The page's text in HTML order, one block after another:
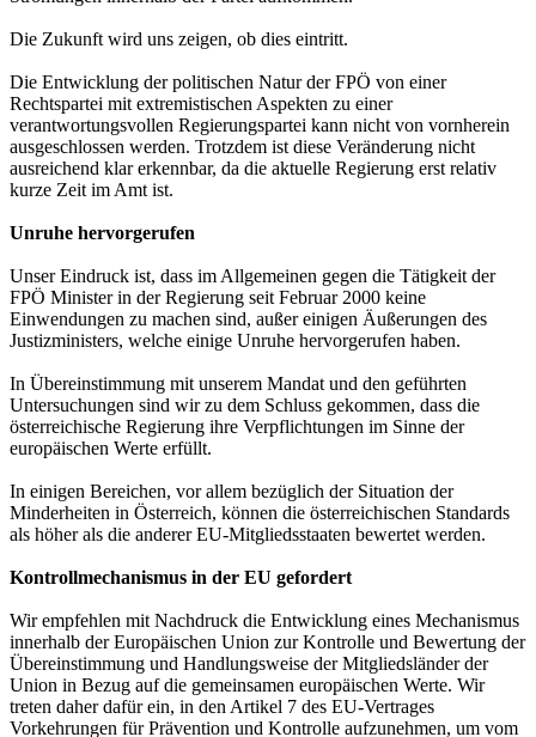
Die Zukunft wird uns zeigen, ob dies eintritt.
Die Entwicklung der politischen Natur der FPÖ von einer
Rechtspartei mit extremistischen Aspekten zu einer
verantwortungsvollen Regierungspartei kann nicht von vornherein
ausgeschlossen werden. Trotzdem ist diese Veränderung nicht
ausreichend klar erkennbar, da die aktuelle Regierung erst relativ
kurze Zeit im Amt ist.
Unruhe hervorgerufen
Unser Eindruck ist, dass im Allgemeinen gegen die Tätigkeit der
FPÖ Minister in der Regierung seit Februar 2000 keine
Einwendungen zu machen sind, außer einigen Äußerungen des
Justizministers, welche einige Unruhe hervorgerufen haben.
In Übereinstimmung mit unserem Mandat und den geführten
Untersuchungen sind wir zu dem Schluss gekommen, dass die
österreichische Regierung ihre Verpflichtungen im Sinne der
europäischen Werte erfüllt.
In einigen Bereichen, vor allem bezüglich der Situation der
Minderheiten in Österreich, können die österreichischen Standards
als höher als die anderer EU-Mitgliedsstaaten bewertet werden.
Kontrollmechanismus in der EU gefordert
Wir empfehlen mit Nachdruck die Entwicklung eines Mechanismus
innerhalb der Europäischen Union zur Kontrolle und Bewertung der
Übereinstimmung und Handlungsweise der Mitgliedsländer der
Union in Bezug auf die gemeinsamen europäischen Werte. Wir
treten daher dafür ein, in den Artikel 7 des EU-Vertrages
Vorkehrungen für Prävention und Kontrolle aufzunehmen, um vom